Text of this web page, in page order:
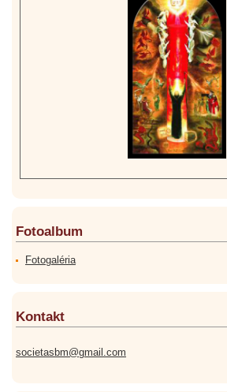
Fotoalbum
Fotogaléria
Kontakt
societasbm@gmail.com